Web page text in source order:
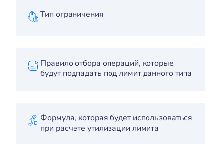
Тип ограничения
Правило отбора операций, которые
будут подпадать под лимит данного типа
Формула, которая будет использоваться
при расчете утилизации лимита